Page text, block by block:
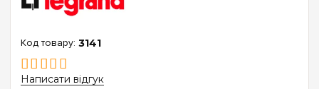
3141
Написати відгук